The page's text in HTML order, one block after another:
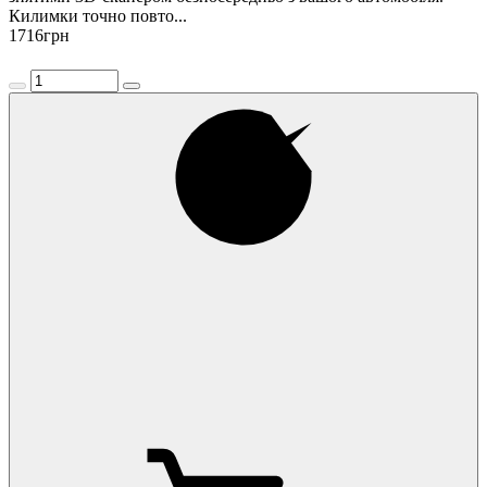
Килимки точно повто...
1716грн